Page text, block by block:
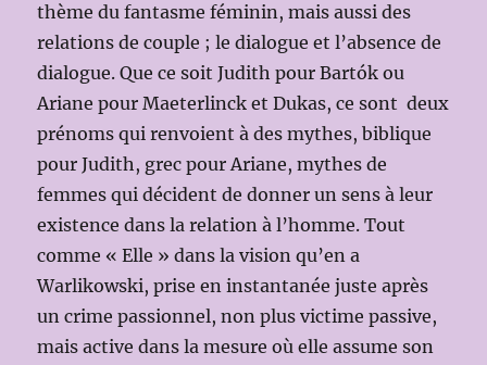
thème du fantasme féminin, mais aussi des
relations de couple ; le dialogue et l’absence de
dialogue. Que ce soit Judith pour Bartók ou
Ariane pour Maeterlinck et Dukas, ce sont deux
prénoms qui renvoient à des mythes, biblique
pour Judith, grec pour Ariane, mythes de
femmes qui décident de donner un sens à leur
existence dans la relation à l’homme. Tout
comme « Elle » dans la vision qu’en a
Warlikowski, prise en instantanée juste après
un crime passionnel, non plus victime passive,
mais active dans la mesure où elle assume son